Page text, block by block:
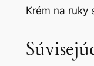
Krém na ruky